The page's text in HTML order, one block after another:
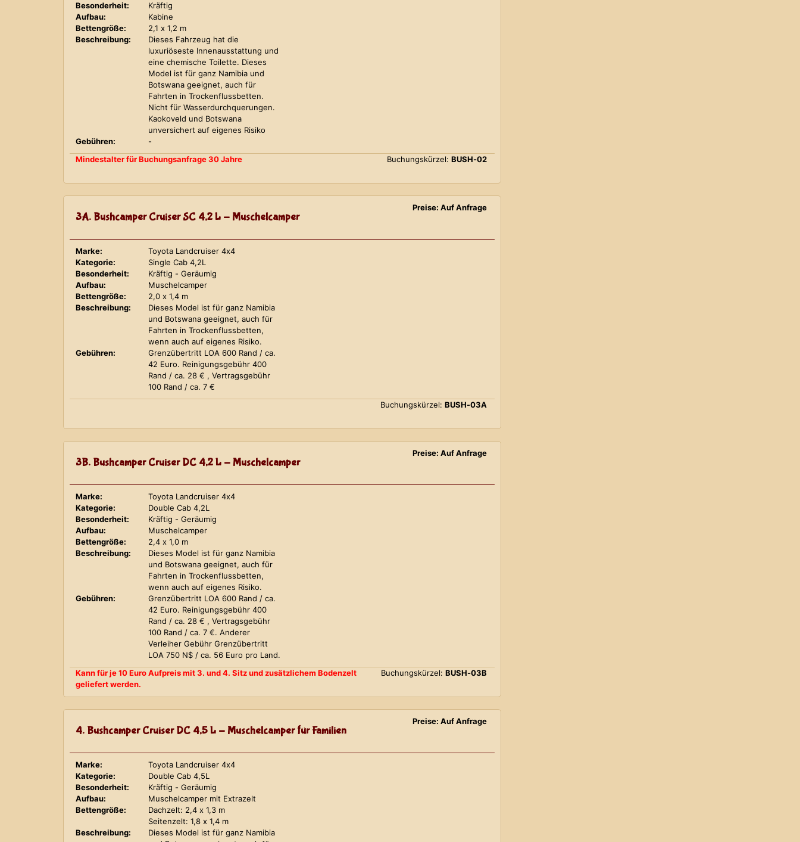
Besonderheit:
Kräftig
Aufbau:
Kabine
Bettengröße:
2,1 x 1,2 m
Beschreibung:
Dieses Fahrzeug hat die
luxuriöseste Innenausstattung und
eine chemische Toilette. Dieses
Model ist für ganz Namibia und
Botswana geeignet, auch für
Fahrten in Trockenflussbetten.
Nicht für Wasserdurchquerungen.
Kaokoveld und Botswana
unversichert auf eigenes Risiko
Gebühren:
-
Mindestalter für Buchungsanfrage 30 Jahre
Buchungskürzel: BUSH-02
3A. Bushcamper Cruiser SC 4,2 L - Muschelcamper
Preise: Auf Anfrage
Marke:
Toyota Landcruiser 4x4
Kategorie:
Single Cab 4,2L
Besonderheit:
Kräftig - Geräumig
Aufbau:
Muschelcamper
Bettengröße:
2,0 x 1,4 m
Beschreibung:
Dieses Model ist für ganz Namibia
und Botswana geeignet, auch für
Fahrten in Trockenflussbetten,
wenn auch auf eigenes Risiko.
Gebühren:
Grenzübertritt LOA 600 Rand / ca.
42 Euro. Reinigungsgebühr 400
Rand / ca. 28 € , Vertragsgebühr
100 Rand / ca. 7 €
Buchungskürzel: BUSH-03A
3B. Bushcamper Cruiser DC 4,2 L - Muschelcamper
Preise: Auf Anfrage
Marke:
Toyota Landcruiser 4x4
Kategorie:
Double Cab 4,2L
Besonderheit:
Kräftig - Geräumig
Aufbau:
Muschelcamper
Bettengröße:
2,4 x 1,0 m
Beschreibung:
Dieses Model ist für ganz Namibia
und Botswana geeignet, auch für
Fahrten in Trockenflussbetten,
wenn auch auf eigenes Risiko.
Gebühren:
Grenzübertritt LOA 600 Rand / ca.
42 Euro. Reinigungsgebühr 400
Rand / ca. 28 € , Vertragsgebühr
100 Rand / ca. 7 €. Anderer
Verleiher Gebühr Grenzübertritt
LOA 750 N$ / ca. 56 Euro pro Land.
Kann für je 10 Euro Aufpreis mit 3. und 4. Sitz und zusätzlichem Bodenzelt
geliefert werden.
Buchungskürzel: BUSH-03B
4. Bushcamper Cruiser DC 4,5 L - Muschelcamper für Familien
Preise: Auf Anfrage
Marke:
Toyota Landcruiser 4x4
Kategorie:
Double Cab 4,5L
Besonderheit:
Kräftig - Geräumig
Aufbau:
Muschelcamper mit Extrazelt
Bettengröße:
Dachzelt: 2,4 x 1,3 m
Seitenzelt: 1,8 x 1,4 m
Beschreibung:
Dieses Model ist für ganz Namibia